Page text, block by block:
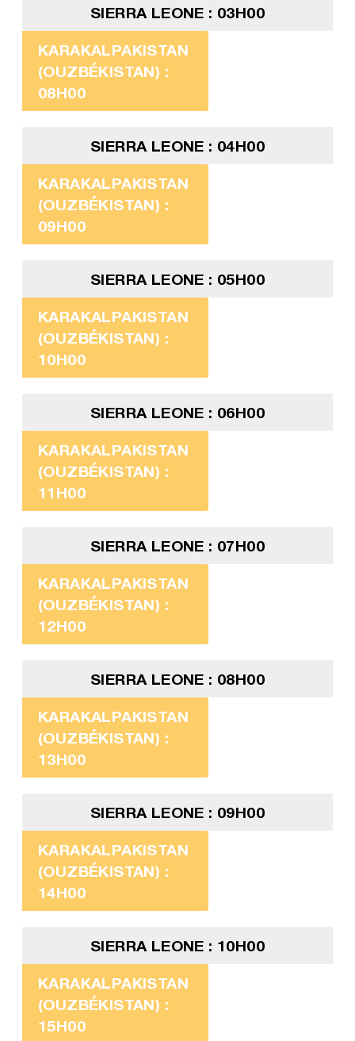
SIERRA LEONE : 03H00
KARAKALPAKISTAN
(OUZBÉKISTAN) :
08H00
SIERRA LEONE : 04H00
KARAKALPAKISTAN
(OUZBÉKISTAN) :
09H00
SIERRA LEONE : 05H00
KARAKALPAKISTAN
(OUZBÉKISTAN) :
10H00
SIERRA LEONE : 06H00
KARAKALPAKISTAN
(OUZBÉKISTAN) :
11H00
SIERRA LEONE : 07H00
KARAKALPAKISTAN
(OUZBÉKISTAN) :
12H00
SIERRA LEONE : 08H00
KARAKALPAKISTAN
(OUZBÉKISTAN) :
13H00
SIERRA LEONE : 09H00
KARAKALPAKISTAN
(OUZBÉKISTAN) :
14H00
SIERRA LEONE : 10H00
KARAKALPAKISTAN
(OUZBÉKISTAN) :
15H00